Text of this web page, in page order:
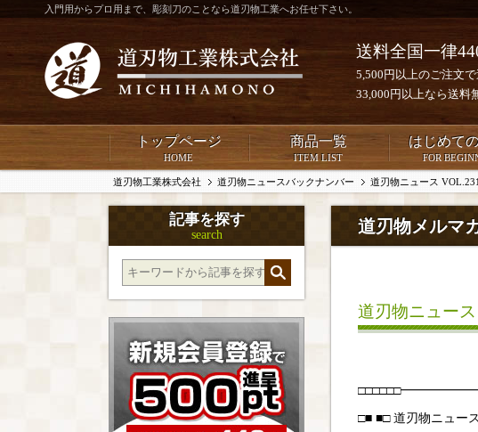
入門用からプロ用まで、彫刻刀のことなら道刃物工業へお任せ下さい。
送料全国一律
5,500円以上のご注文で
33,000円以上なら送料
トップページ
HOME
商品一覧
ITEM LIST
はじめて
FOR
道刃物工業株式会社 道刃物ニュースバックナンバー 道刃物ニュース
道刃物メルマ
道刃物ニュー
□■ ■□ 道刃物ニュー
記事を探す
search